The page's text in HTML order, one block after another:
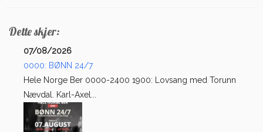
Dette skjer:
07/08/2026
0000: BØNN 24/7
Hele Norge Ber 0000-2400 1900: Lovsang med Torunn
Nævdal. Karl-Axel...